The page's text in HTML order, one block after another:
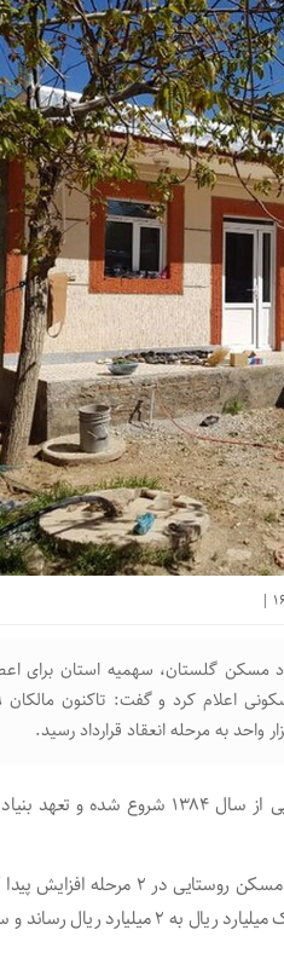
به مرحله انعقاد قرارداد رسید.
مرتضی صابری اظهار کرد: طرح ویژه مسکن
وی با بیان اینکه در دولت سیزدهم میزان